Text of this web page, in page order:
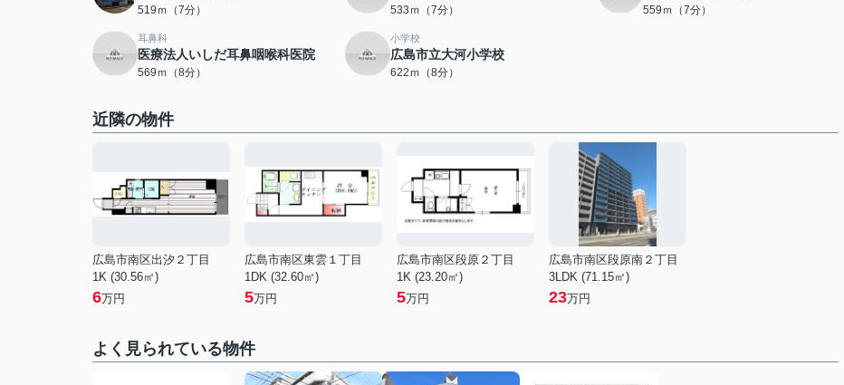
519ｍ（7分） 533ｍ（7分） 559ｍ（7分）
耳鼻科
医療法人いしだ耳鼻咽喉科医院
569ｍ（8分）
小学校
広島市立大河小学校
622ｍ（8分）
近隣の物件
広島市南区出汐２丁目
1K (30.56㎡)
6万円
広島市南区東雲１丁目
1DK (32.60㎡)
5万円
広島市南区段原２丁目
1K (23.20㎡)
5万円
広島市南区段原南２丁目
3LDK (71.15㎡)
23万円
よく見られている物件